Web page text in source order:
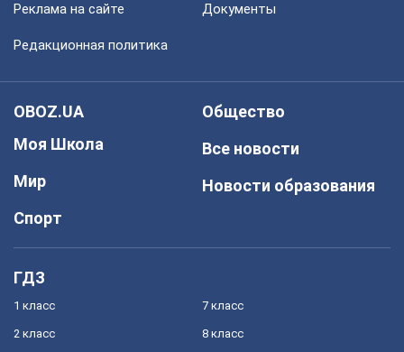
Реклама на сайте Документы
Редакционная политика
OBOZ.UA
Моя Школа
Мир
Спорт
Общество
Все новости
Новости образования
ГДЗ
1 класс
2 класс
7 класс
8 класс